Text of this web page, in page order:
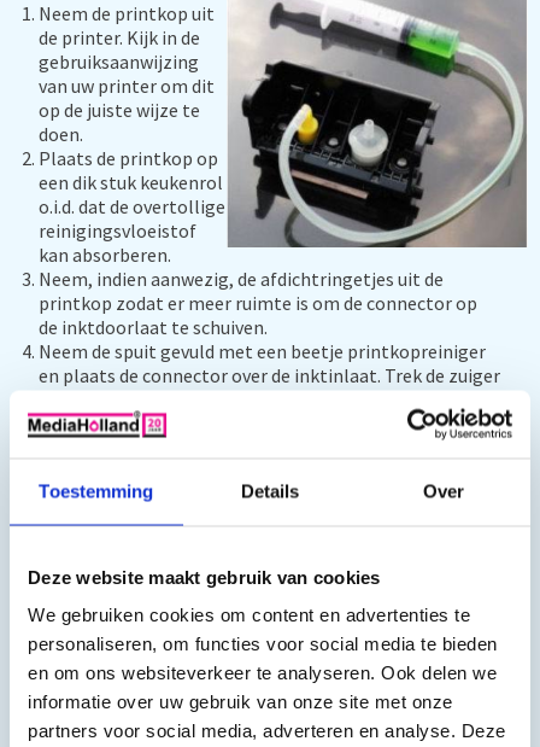
Toestemming Details Over
Deze website maakt gebruik van cookies
We gebruiken cookies om content en advertenties te
personaliseren, om functies voor social media te bieden
en om ons websiteverkeer te analyseren. Ook delen we
informatie over uw gebruik van onze site met onze
partners voor social media, adverteren en analyse. Deze
Neem de printkop uit
de printer. Kijk in de
gebruiksaanwijzing
van uw printer om dit
op de juiste wijze te
doen.
Plaats de printkop op
een dik stuk keukenrol
o.i.d. dat de overtollige
reinigingsvloeistof
kan absorberen.
Neem, indien aanwezig, de afdichtringetjes uit de
printkop zodat er meer ruimte is om de connector op
de inktdoorlaat te schuiven.
Neem de spuit gevuld met een beetje printkopreiniger
en plaats de connector over de inktinlaat. Trek de zuiger
deze wijze kunt u voorzichtig proberen de inktinlaat
zou deze weer schoon moeten zijn.
Gebruik niet te veel druk met de spuit!!
in een badje van printkopreiniger zetten. Laat dit dan 1-2
uur staan zodat de vloeistof de kans krijgt om goed in te
werken. Eventueel kunt u daarna nogmaals
bovenstaande procedure proberen.